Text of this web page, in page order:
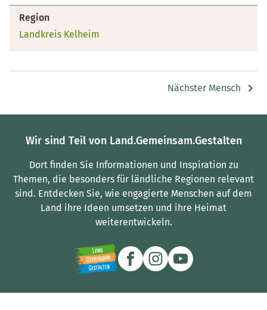
Region
Landkreis Kelheim
Nächster Mensch
Wir sind Teil von Land.Gemeinsam.Gestalten
Dort finden Sie Informationen und Inspiration zu
Themen, die besonders für ländliche Regionen relevant
sind. Entdecken Sie, wie engagierte Menschen auf dem
Land ihre Ideen umsetzen und ihre Heimat
weiterentwickeln.